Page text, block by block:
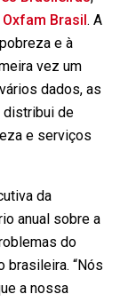
Oxfam Brasil. A
e à
vez um
dados, as
distribui de
e serviços
da
anual sobre a
do
brasileira. “Nós
a nossa